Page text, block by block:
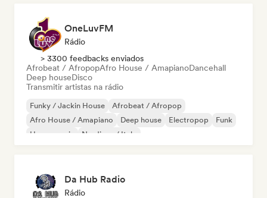
OneLuvFM
Rádio
> 3300 feedbacks enviados
Afrobeat / AfropopAfro House / AmapianoDancehall
Deep houseDisco
Transmitir artistas na rádio
Funky / Jackin House
Afrobeat / Afropop
Afro House / Amapiano
Deep house Electropop
Funk
House music
Nu-disco / Italo
Da Hub Radio
Rádio